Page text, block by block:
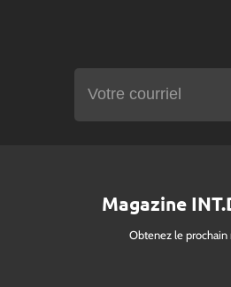
Magazine
Obtenez le prochain